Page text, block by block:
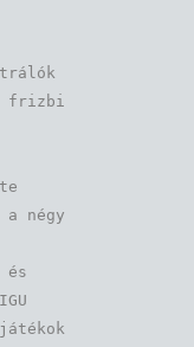
frizbi
négy
és